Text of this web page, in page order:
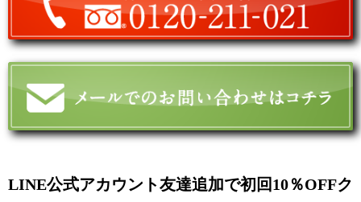
LINE公式アカウント友達追加で初回10％OFFク